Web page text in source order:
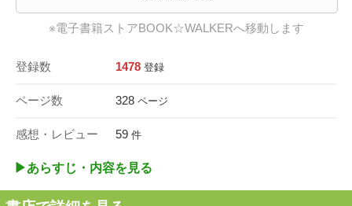
※電子書籍ストアBOOK☆WALKERへ移動します
登録数 1478 登録
ページ数 328 ページ
感想・レビュー 59 件
▶︎あらすじ・内容を見る